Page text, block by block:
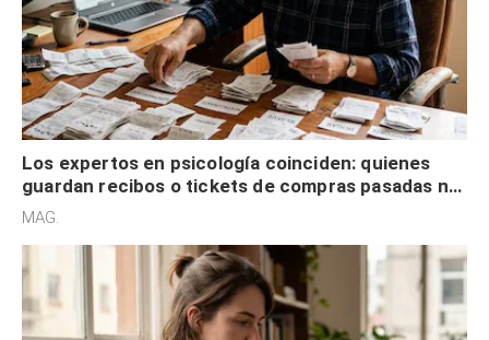
Los expertos en psicología coinciden: quienes
guardan recibos o tickets de compras pasadas no
son acumuladores, sino que tienen necesidad de
MAG.